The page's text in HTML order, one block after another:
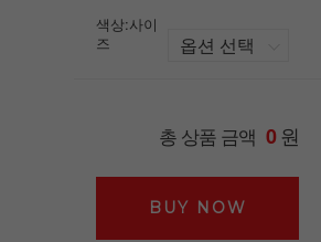
색상:사이
즈
총 상품 금액 0원
BUY NOW